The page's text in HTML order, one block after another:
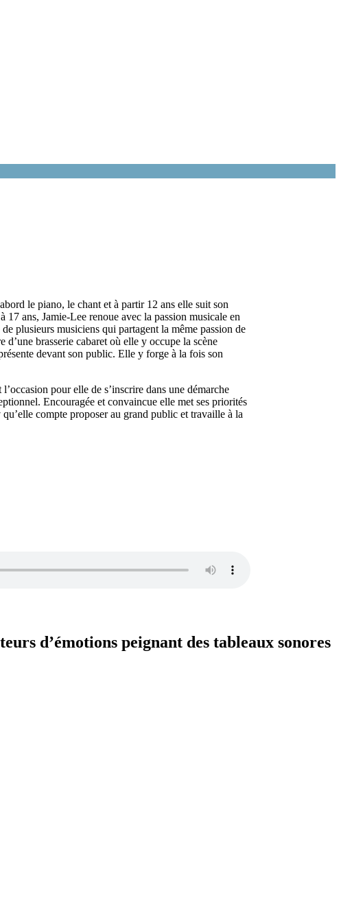
le piano, le chant et à partir 12 ans elle suit son
17 ans, Jamie-Lee renoue avec la passion musicale en
plusieurs musiciens qui partagent la même passion de
brasserie cabaret où elle y occupe la scène
devant son public. Elle y forge à la fois son
pour elle de s’inscrire dans une démarche
Encouragée et convaincue elle met ses priorités
compte proposer au grand public et travaille à la
d’émotions peignant des tableaux sonores